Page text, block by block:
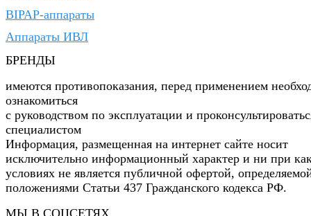
BIPAP-аппараты
Аппараты ИВЛ
БРЕНДЫ
имеются противопоказания, перед применением
ознакомиться
с руководством по эксплуатации и
специалистом
Информация, размещенная на интернет сайте носит
исключительно информационный характер и ни при
условиях не является публичной офертой,
положениями Статьи 437 Гражданского кодекса РФ.
МЫ В СОЦСЕТЯХ